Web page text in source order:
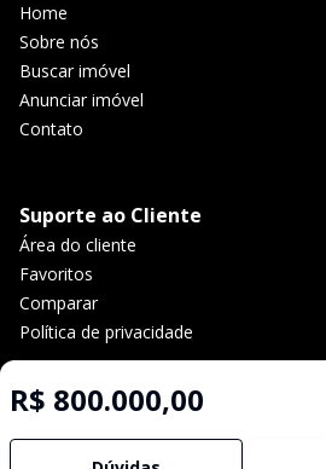
R$ 800.000,00
Home
Sobre nós
Buscar imóvel
Anunciar imóvel
Contato
Suporte ao Cliente
Área do cliente
Favoritos
Comparar
Política de privacidade
Selo de